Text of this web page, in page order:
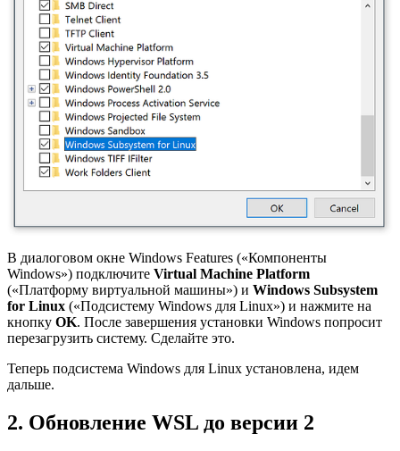
В диалоговом окне Windows Features («Компоненты
Windows») подключите Virtual Machine Platform
(«Платформу виртуальной машины») и Windows Subsystem
for Linux («Подсистему Windows для Linux») и нажмите на
кнопку OK. После завершения установки Windows попросит
перезагрузить систему. Сделайте это.
Теперь подсистема Windows для Linux установлена, идем
дальше.
2. Обновление WSL до версии 2